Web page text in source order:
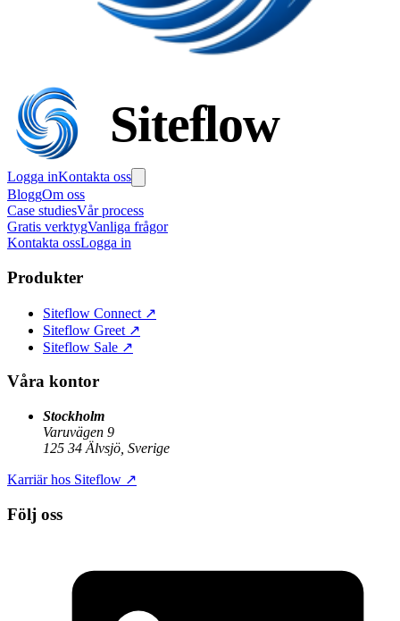
Siteflow
Logga inKontakta oss
BloggOm oss
Case studiesVår process
Gratis verktygVanliga frågor
Kontakta ossLogga in
Produkter
Siteflow Connect ↗
Siteflow Greet ↗
Siteflow Sale ↗
Våra kontor
Stockholm
Varuvägen 9
125 34 Älvsjö, Sverige
Karriär hos Siteflow ↗
Följ oss